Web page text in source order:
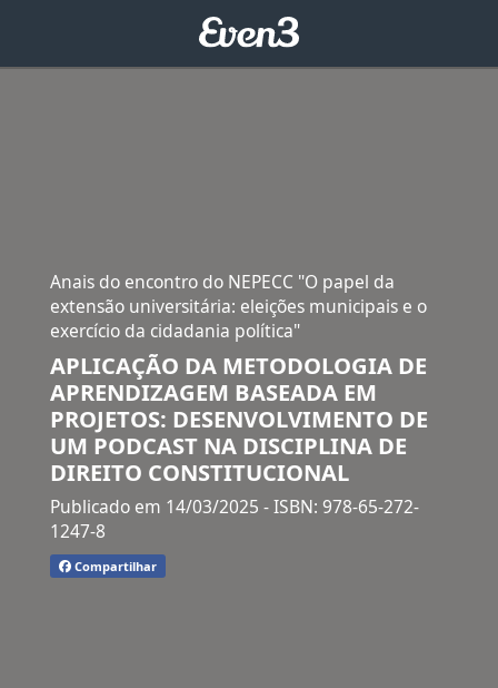
Anais do encontro do NEPECC "O papel da
extensão universitária: eleições municipais e o
exercício da cidadania política"
APLICAÇÃO DA METODOLOGIA DE
APRENDIZAGEM BASEADA EM
PROJETOS: DESENVOLVIMENTO DE
UM PODCAST NA DISCIPLINA DE
DIREITO CONSTITUCIONAL
Publicado em 14/03/2025 - ISBN: 978-65-272-
1247-8
Compartilhar